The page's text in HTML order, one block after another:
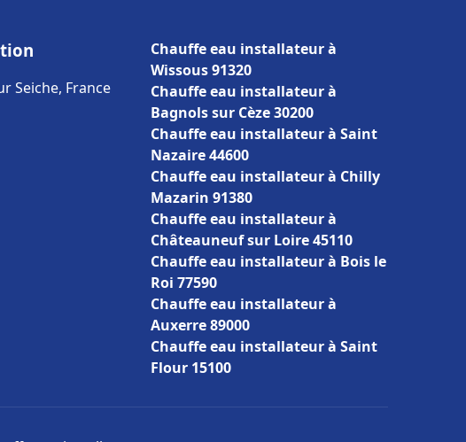
Seiche, France
Chauffe eau installateur à
Wissous 91320
Chauffe eau installateur à
Bagnols sur Cèze 30200
Chauffe eau installateur à Saint
Nazaire 44600
Chauffe eau installateur à Chilly
Mazarin 91380
Chauffe eau installateur à
Châteauneuf sur Loire 45110
Chauffe eau installateur à Bois le
Roi 77590
Chauffe eau installateur à
Auxerre 89000
Chauffe eau installateur à Saint
Flour 15100